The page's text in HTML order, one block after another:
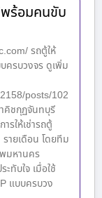
พร้อมคนขับ
รถตู้ให้
ครบวงจร ดูเพิ่ม
posts/102
คิชกุฏจันทบุรี
รให้เช่ารถตู้
ายเดือน โดยทีม
มหานคร
ทับใจ เมื่อใช้
แบบครบวง